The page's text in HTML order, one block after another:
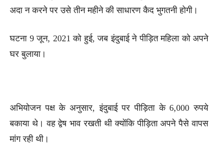
अदा न करने पर उसे तीन महीने की साधारण कैद भुगतनी होगी।
घटना 9 जून, 2021 को हुई, जब इंदुबाई ने पीड़ित महिला को अपने
घर बुलाया।
अभियोजन पक्ष के अनुसार, इंदुबाई पर पीड़िता के 6,000 रुपये
बकाया थे। वह द्वेष भाव रखती थी क्योंकि पीड़िता अपने पैसे वापस
मांग रही थी।